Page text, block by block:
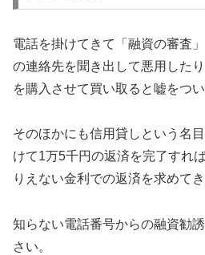
電話を掛けてきて「融資の審査
の連絡先を聞き出して悪用した
を購入させて買い取ると嘘をつい
そのほかにも信用貸しという名
けて1万5千円の返済を完了すれ
りえない金利での返済を求めてき
知らない電話番号からの融資勧
さい。